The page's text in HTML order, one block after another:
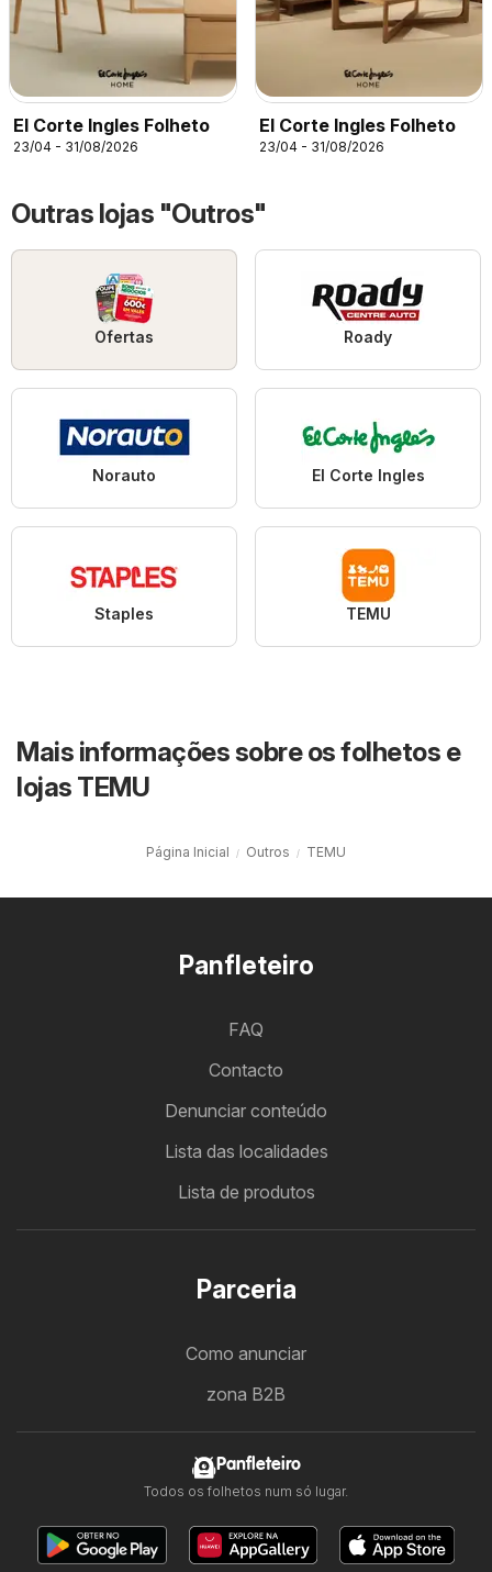
El Corte Ingles Folheto
23/04 - 31/08/2026
El Corte Ingles Folheto
23/04 - 31/08/2026
Outras lojas "Outros"
Ofertas Roady
Norauto El Corte Ingles
Staples TEMU
Mais informações sobre os folhetos e
lojas TEMU
Página Inicial Outros TEMU
Panfleteiro
FAQ
Contacto
Denunciar conteúdo
Lista das localidades
Lista de produtos
Parceria
Como anunciar
zona B2B
Panfleteiro
Todos os folhetos num só lugar.